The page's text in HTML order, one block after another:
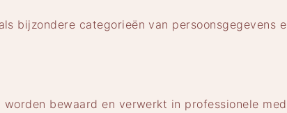
bijzondere categorieën van persoonsgegevens
bewaard en verwerkt in professionele